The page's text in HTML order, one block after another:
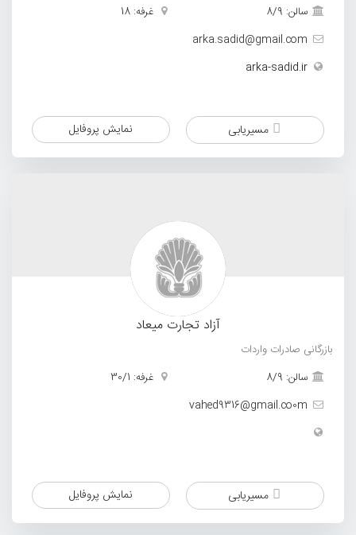
سالن: 8/9
غرفه: 18
arka.sadid@gmail.com
arka-sadid.ir
مسیریابی نمایش پروفایل
آزاد تجارت میعاد
بازرگانی صادرات واردات
سالن: 8/9
غرفه: 30/1
vahed9316@gmail.co0m
مسیریابی نمایش پروفایل